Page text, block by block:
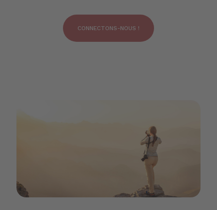
CONNECTONS-NOUS !